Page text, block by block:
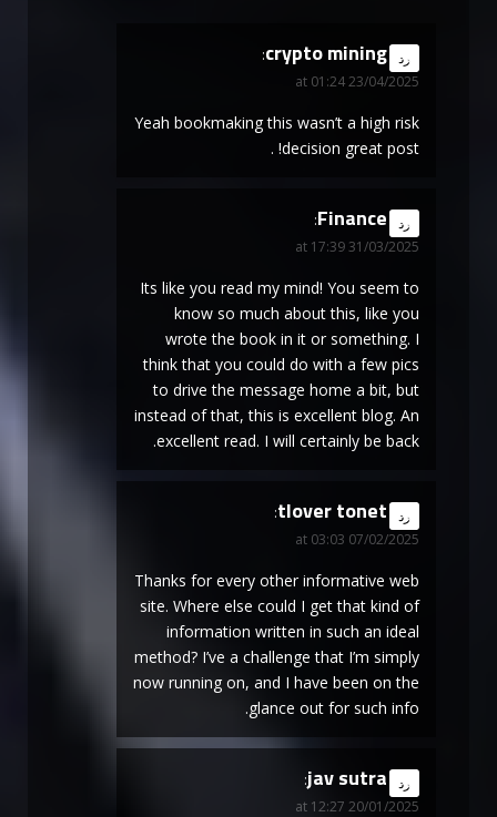
crypto mining
says:
23/04/2025 at 01:24
رد
Yeah bookmaking this wasn’t a high risk
decision great post! .
Finance
says:
31/03/2025 at 17:39
رد
Its like you read my mind! You seem to
know so much about this, like you
wrote the book in it or something. I
think that you could do with a few pics
to drive the message home a bit, but
instead of that, this is excellent blog. An
excellent read. I will certainly be back.
tlover tonet
says:
07/02/2025 at 03:03
رد
Thanks for every other informative web
site. Where else could I get that kind of
information written in such an ideal
method? I’ve a challenge that I’m simply
now running on, and I have been on the
glance out for such info.
jav sutra
says:
20/01/2025 at 12:27
رد